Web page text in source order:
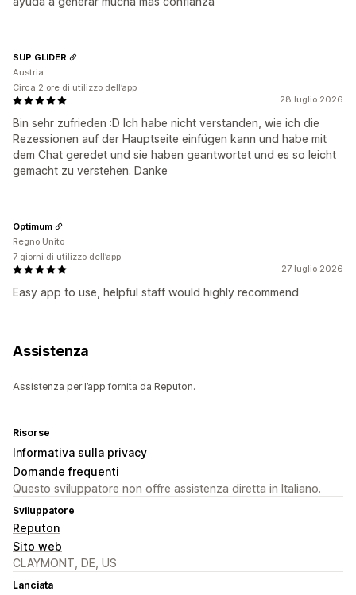
28 luglio 2026
Bin sehr zufrieden :D Ich habe nicht verstanden, wie ich die
Rezessionen auf der Hauptseite einfügen kann und habe mit
dem Chat geredet und sie haben geantwortet und es so leicht
gemacht zu verstehen. Danke
SUP GLIDER
Austria
Circa 2 ore di utilizzo dell’app
27 luglio 2026
Easy app to use, helpful staff would highly recommend
Optimum
Regno Unito
7 giorni di utilizzo dell’app
Assistenza
Assistenza per l’app fornita da Reputon.
Risorse
Informativa sulla privacy
Domande frequenti
Questo sviluppatore non offre assistenza diretta in Italiano.
Sviluppatore
Reputon
Sito web
CLAYMONT, DE, US
Lanciata